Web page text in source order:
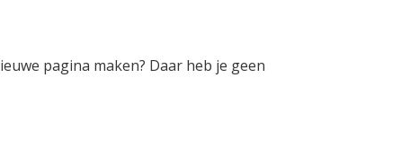
pagina maken? Daar heb je geen